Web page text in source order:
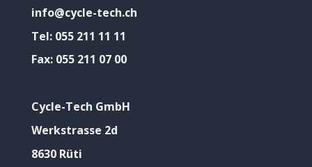
info@cycle-tech.ch
Tel: 055 211 11 11
Fax: 055 211 07 00
Cycle-Tech GmbH
Werkstrasse 2d
8630 Rüti